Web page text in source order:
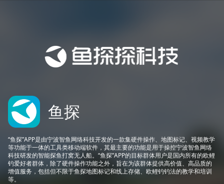
鱼探
“鱼探”APP是由宁波智鱼网络科技开发的一款集硬件操作、地图标记、视频教学
等功能于一体的工具类移动端软件，其最主要的功能是用于操控宁波智鱼网络
科技研发的智能探鱼打窝无人船。“鱼探”APP的目标群体用户是国内所有的欧鲤
钓爱好者群体，除了硬件操作功能之外，旨在为该群体提供高价值、高品质的
增值服务，包括但不限于鱼探地图标记和线上存储、欧鲤钓钓法的教学和培训
等。